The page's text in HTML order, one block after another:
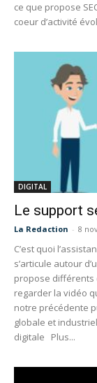
ce que propose
coeur d’activité
DIGITAL
Le support
La Redaction - 8
C’est quoi
s’articule autour
propose différents
regarder la vidéo
notre précédente
globale et
digitale Plus...